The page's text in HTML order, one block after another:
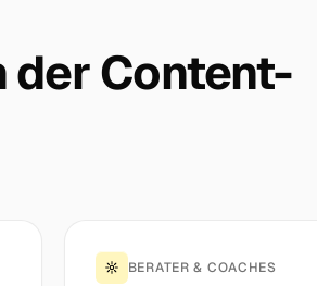
Content-
BERATER & COACHES